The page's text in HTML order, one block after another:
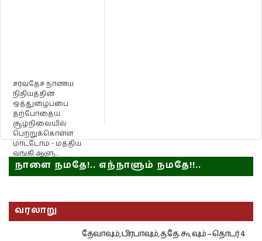
சர்வதேச நாணய
நிதியத்தின்
ஒத்துழைப்பை
தற்போதைய
சூழ்நிலையில்
பெற்றுக்கொள்ள
மாட்டோம் - மத்திய
வங்கி ஆளு...
நாளை நமதே!.. எந்நாளும் நமதே!!..
வரலாறு
தேவாவும், பிரபாவும், த.தே. கூ வும் – தொடர் 4